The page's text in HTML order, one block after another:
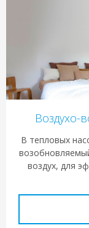
Воздухо-
В тепловых
воздух, для